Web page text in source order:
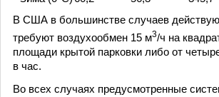
В США в большинстве случаев
требуют воздухообмен 15 м3/ч на
площади крытой парковки либо от
в час.
Во всех случаях предусмотренные